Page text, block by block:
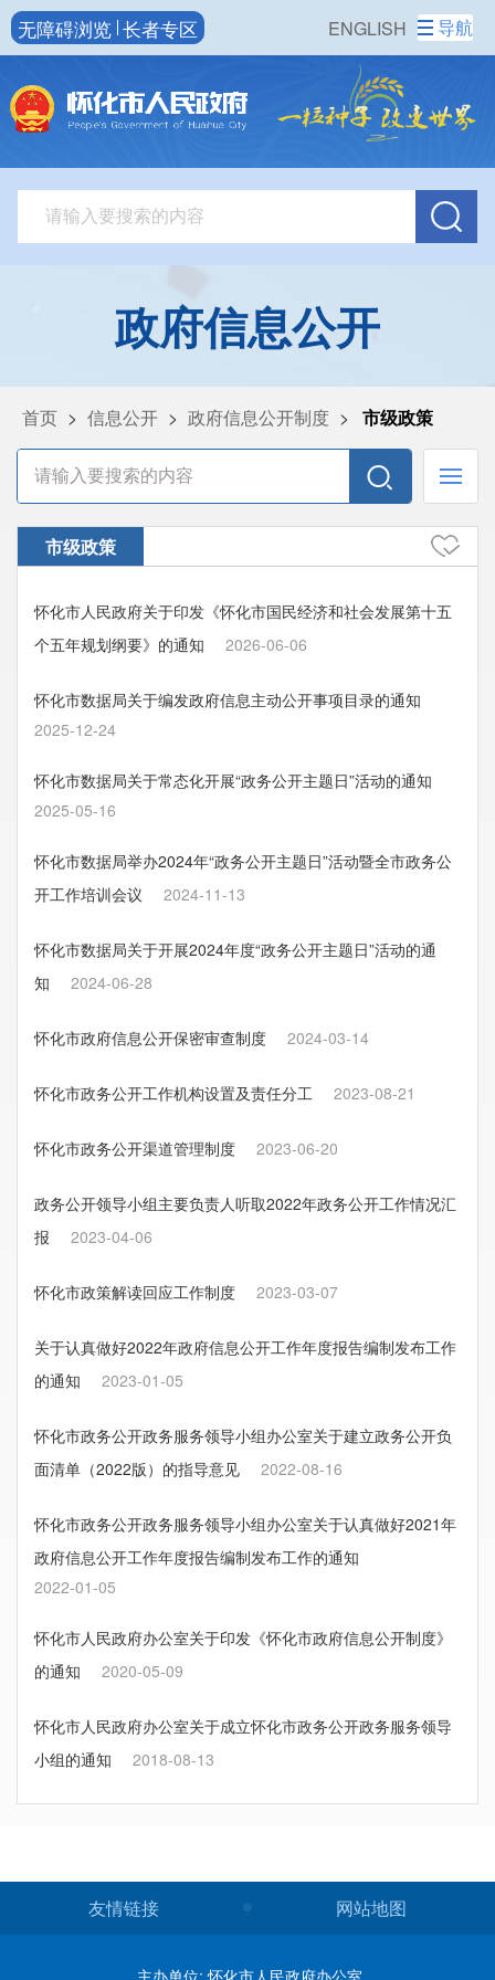
ENGLISH
无障碍浏览 长者专区 导航
政府信息公开
首页 > 信息公开 > 政府信息公开制度 > 市级政策
市级政策
怀化市人民政府关于印发《怀化市国民经济和社会发展第十五
个五年规划纲要》的通知
2026-06-06
怀化市数据局关于编发政府信息主动公开事项目录的通知
2025-12-24
怀化市数据局关于常态化开展“政务公开主题日”活动的通知
2025-05-16
怀化市数据局举办2024年“政务公开主题日”活动暨全市政务公
开工作培训会议
2024-11-13
怀化市数据局关于开展2024年度“政务公开主题日”活动的通
知
2024-06-28
怀化市政府信息公开保密审查制度 2024-03-14
怀化市政务公开工作机构设置及责任分工 2023-08-21
怀化市政务公开渠道管理制度 2023-06-20
政务公开领导小组主要负责人听取2022年政务公开工作情况汇
报
2023-04-06
怀化市政策解读回应工作制度 2023-03-07
关于认真做好2022年政府信息公开工作年度报告编制发布工作
的通知
2023-01-05
怀化市政务公开政务服务领导小组办公室关于建立政务公开负
面清单（2022版）的指导意见
2022-08-16
怀化市政务公开政务服务领导小组办公室关于认真做好2021年
政府信息公开工作年度报告编制发布工作的通知
2022-01-05
怀化市人民政府办公室关于印发《怀化市政府信息公开制度》
的通知
2020-05-09
怀化市人民政府办公室关于成立怀化市政务公开政务服务领导
小组的通知
2018-08-13
友情链接 网站地图
主办单位: 怀化市人民政府办公室